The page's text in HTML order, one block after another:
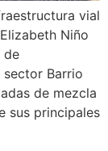
vial
Niño
de
Barrio
de mezcla
sus principales